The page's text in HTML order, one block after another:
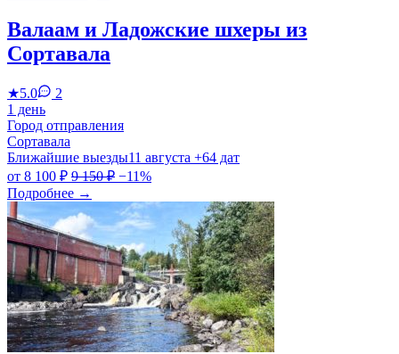
Валаам и Ладожские шхеры из
Сортавала
★5.0
2
1 день
Город отправления
Сортавала
Ближайшие выезды11 августа +64 дат
от 8 100 ₽ 9 150 ₽ −11%
Подробнее →